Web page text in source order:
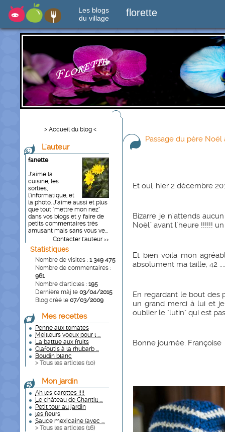
Les blogs
du village
florette
> Accueil du blog <
L'auteur
fanette
J'aime la
cuisine, les
sorties,
l'informatique, et
la photo. J'aime aussi et plus
que tout "mettre mon nez"
dans vos blogs et y faire de
petits commentaires très
amusant mais sans vous ve...
Contacter l'auteur >>
Statistiques
Nombre de visites : 1 349 475
Nombre de commentaires :
961
Nombre d'articles : 195
Dernière màj le 03/04/2015
Blog créé le 07/03/2009
Mes recettes
Penne aux tomates
Meilleurs voeux pour l ...
La battue aux fruits
Clafoutis à la rhubarb ...
Boudin blanc
> Tous les articles (10)
Mon jardin
Ah les carottes !!!!
Le château de Chantill ...
Petit tour au jardin
les fleurs
Sauce mexicaine (avec ...
> Tous les articles (16)
Passage du père Noël
Et oui, hier 2 décembre
Bizarre je n'attends
Noël" avant l'heure !!!!!!
Et bien voila mon
absolument ma taille, 42
En regardant le bout des
un grand merci à lui et
oublier le "lutin" qui est
Bonne journée. Françoise